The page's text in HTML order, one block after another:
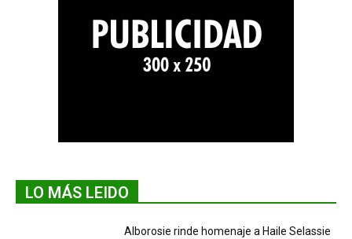
LO MÁS LEIDO
Alborosie rinde homenaje a Haile Selassie